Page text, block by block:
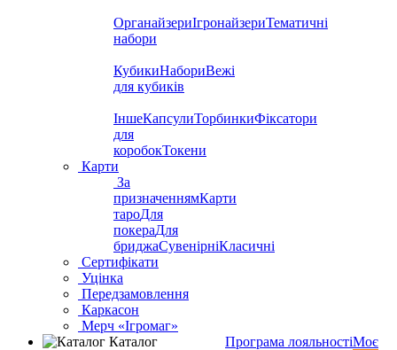
ОрганайзериІгронайзериТематичні
набори
КубикиНабориВежі
для кубиків
ІншеКапсулиТорбинкиФіксатори
для
коробокТокени
Карти
За
призначеннямКарти
тароДля
покераДля
бриджаСувенірніКласичні
Сертифікати
Уцінка
Передзамовлення
Каркасон
Мерч «Ігромаг»
Каталог
Програма лояльностіМоє